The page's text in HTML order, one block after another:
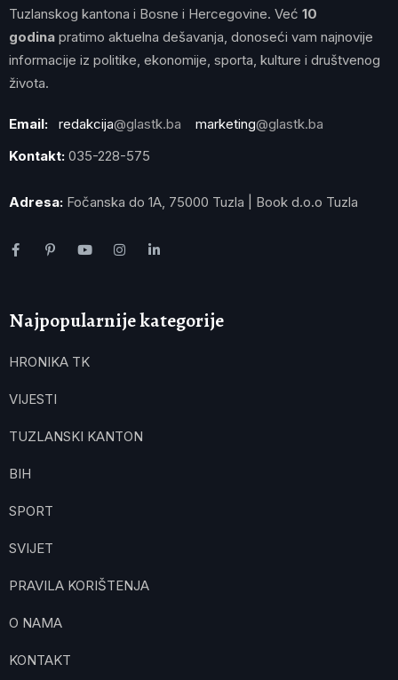
Tuzlanskog kantona i Bosne i Hercegovine. Već 10
godina pratimo aktuelna dešavanja, donoseći vam najnovije
informacije iz politike, ekonomije, sporta, kulture i društvenog
života.
Email: redakcija@glastk.ba marketing@glastk.ba
Kontakt: 035-228-575
Adresa: Fočanska do 1A, 75000 Tuzla | Book d.o.o Tuzla
Najpopularnije kategorije
HRONIKA TK
VIJESTI
TUZLANSKI KANTON
BIH
SPORT
SVIJET
PRAVILA KORIŠTENJA
O NAMA
KONTAKT